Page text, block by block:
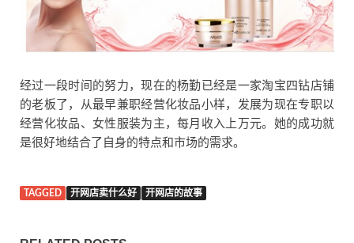
经过一段时间的努力，现在的杨勤已经是一家淘宝四钻店铺
的老板了，从最早兼职经营化妆品小样，发展为现在专职以
经营化妆品、女性服装为主，每月收入上万元。她的成功就
是很好地结合了自身的特点和市场的需求。
TAGGED 开网店卖什么好 开网店的故事